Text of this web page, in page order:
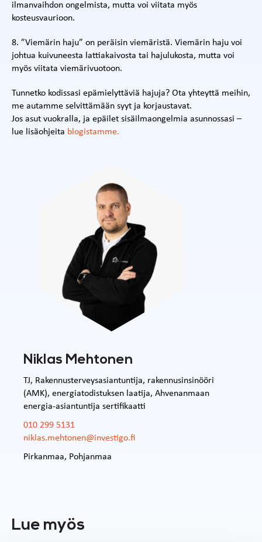
ilmanvaihdon ongelmista, mutta voi viitata myös
kosteusvaurioon.
8. ”Viemärin haju” on peräisin viemäristä. Viemärin haju voi
johtua kuivuneesta lattiakaivosta tai hajulukosta, mutta voi
myös viitata viemärivuotoon.
Tunnetko kodissasi epämielyttäviä hajuja? Ota yhteyttä meihin,
me autamme selvittämään syyt ja korjaustavat.
Jos asut vuokralla, ja epäilet sisäilmaongelmia asunnossasi –
lue lisäohjeita blogistamme.
Niklas Mehtonen
TJ, Rakennusterveysasiantuntija, rakennusinsinööri
(AMK), energiatodistuksen laatija, Ahvenanmaan
energia-asiantuntija sertifikaatti
010 299 5131
niklas.mehtonen@investigo.fi
Pirkanmaa, Pohjanmaa
Lue myös